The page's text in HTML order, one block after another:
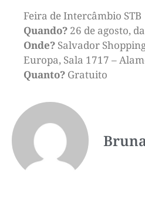
Feira de Intercâmbio STB
Quando? 26 de agosto,
Onde? Salvador
Europa, Sala 1717 –
Quanto? Gratuito